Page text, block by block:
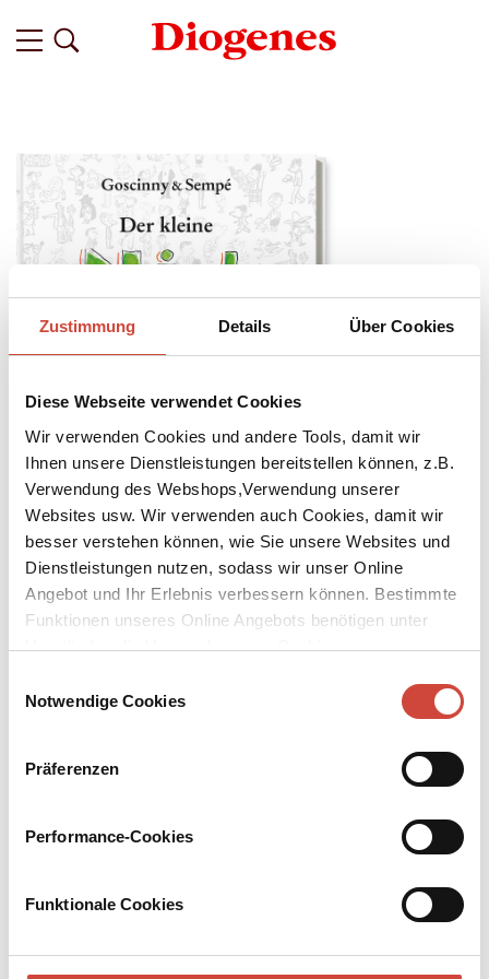
Zustimmung Details Über Cookies
Diese Webseite verwendet Cookies
Wir verwenden Cookies und andere Tools, damit wir
Ihnen unsere Dienstleistungen bereitstellen können, z.B.
Verwendung des Webshops,Verwendung unserer
Websites usw. Wir verwenden auch Cookies, damit wir
besser verstehen können, wie Sie unsere Websites und
Dienstleistungen nutzen, sodass wir unser Online
Angebot und Ihr Erlebnis verbessern können. Bestimmte
Funktionen unseres Online Angebots benötigen unter
Umständen die Verwendung von Cookies von
Notwendige Cookies
Präferenzen
Performance-Cookies
Funktionale Cookies
Download Bilddatei ↘
Der kleine Nick macht Ferien
Aus dem Französischen von Hans Georg Lenzen. Mit einer
Jacques Sempé
Zeit – Zeit für all die Streiche und Unternehmungen, die während
der Schulzeit auf der Strecke bleiben müssen und die Eltern an den